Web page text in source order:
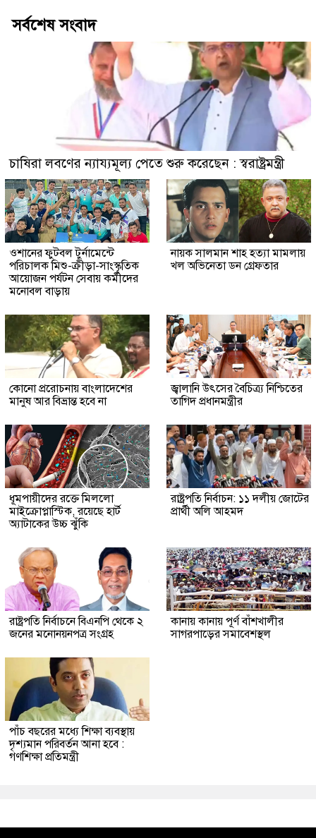
সর্বশেষ সংবাদ
চাষিরা লবণের ন্যায্যমূল্য পেতে শুরু করেছেন : স্বরাষ্ট্রমন্ত্রী
ওশানের ফুটবল টুর্নামেন্টে
পরিচালক মিশু-ক্রীড়া-সাংস্কৃতিক
আয়োজন পর্যটন সেবায় কর্মীদের
মনোবল বাড়ায়
নায়ক সালমান শাহ হত্যা মামলায়
খল অভিনেতা ডন গ্রেফতার
কোনো প্ররোচনায় বাংলাদেশের
মানুষ আর বিভ্রান্ত হবে না
জ্বালানি উৎসের বৈচিত্র্য নিশ্চিতের
তাগিদ প্রধানমন্ত্রীর
ধূমপায়ীদের রক্তে মিললো
মাইক্রোপ্লাস্টিক, রয়েছে হার্ট
অ্যাটাকের উচ্চ ঝুঁকি
রাষ্ট্রপতি নির্বাচন: ১১ দলীয় জোটের
প্রার্থী অলি আহমদ
রাষ্ট্রপতি নির্বাচনে বিএনপি থেকে ২
জনের মনোনয়নপত্র সংগ্রহ
কানায় কানায় পূর্ণ বাঁশখালীর
সাগরপাড়ের সমাবেশস্থল
পাঁচ বছরের মধ্যে শিক্ষা ব্যবস্থায়
দৃশ্যমান পরিবর্তন আনা হবে :
গণশিক্ষা প্রতিমন্ত্রী